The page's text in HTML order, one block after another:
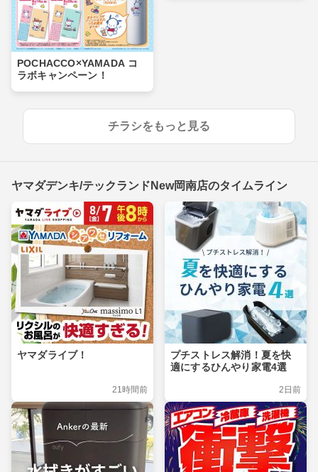
POCHACCO×YAMADA コ
ラボキャンペーン！
チラシをもっと見る
ヤマダデンキ/テックランドNew岡南店のタイムライン
ヤマダライブ！
21時間前
プチストレス解消！夏を快
適にするひんやり家電4選
2日前